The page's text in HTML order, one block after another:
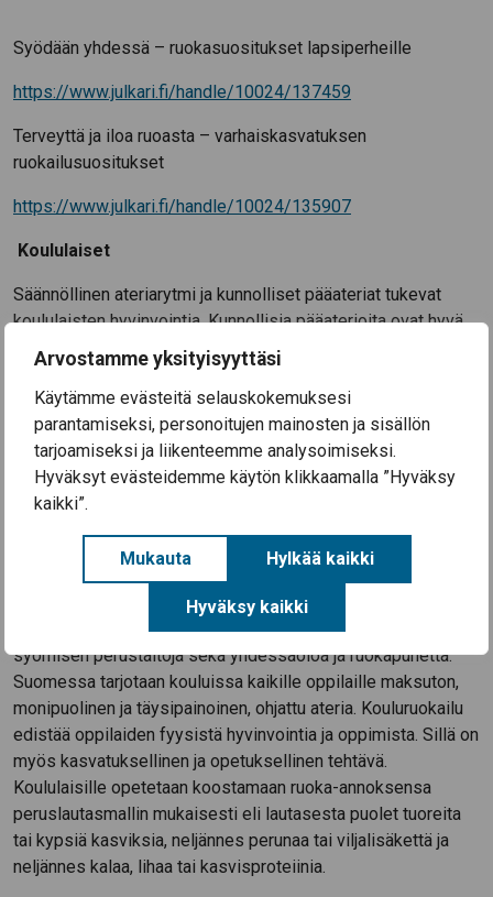
Arvostamme yksityisyyttäsi
Käytämme evästeitä selauskokemuksesi
parantamiseksi, personoitujen mainosten ja sisällön
tarjoamiseksi ja liikenteemme analysoimiseksi.
Hyväksyt evästeidemme käytön klikkaamalla ”Hyväksy
kaikki”.
Mukauta Hylkää kaikki
Hyväksy kaikki
Syödään yhdessä – ruokasuositukset lapsiperheille
https://www.julkari.fi/handle/10024/137459
Terveyttä ja iloa ruoasta – varhaiskasvatuksen
ruokailusuositukset
https://www.julkari.fi/handle/10024/135907
Koululaiset
Säännöllinen ateriarytmi ja kunnolliset pääateriat tukevat
koululaisten hyvinvointia. Kunnollisia pääaterioita ovat hyvä
aamupala, täysipainoinen koululounas, kodin päivällinen ja
viisaasti koostetut välipalat. Välipaloilla suositaan hedelmiä,
marjoja tai kasviksia, viljavalmisteita ja vähärasvaisia
maitovalmisteita. Janojuomana vesijohtovesi on paras
vaihtoehto, sillä sokeroidut juomat ovat haitaksi niin
suunterveydelle kuin yleiselle terveydelle. D-vitamiinilisää
suositellaan käytettäväksi ympäri vuoden 2–17-vuotiaille
etenkin luuston nopeiden kasvuvaiheiden aikana.
Kouluissa ruokailutilanne on kasvatustilanne, jossa oppilaat
tutustuvat uusiin ruoka-aineisiin, oppivat makuja ja rakenteita,
syömisen perustaitoja sekä yhdessäoloa ja ruokapuhetta.
Suomessa tarjotaan kouluissa kaikille oppilaille maksuton,
monipuolinen ja täysipainoinen, ohjattu ateria. Kouluruokailu
edistää oppilaiden fyysistä hyvinvointia ja oppimista. Sillä on
myös kasvatuksellinen ja opetuksellinen tehtävä.
Koululaisille opetetaan koostamaan ruoka-annoksensa
peruslautasmallin mukaisesti eli lautasesta puolet tuoreita
tai kypsiä kasviksia, neljännes perunaa tai viljalisäkettä ja
neljännes kalaa, lihaa tai kasvisproteiinia.